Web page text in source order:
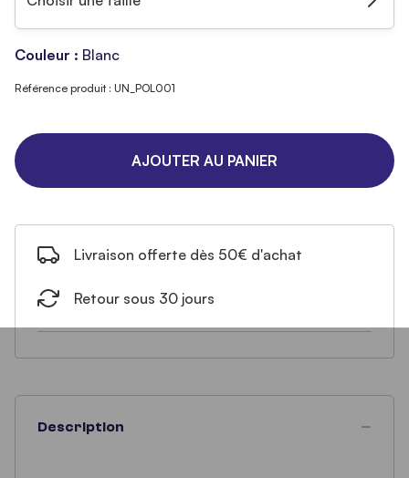
Couleur : Blanc
Référence produit : UN_POL001
AJOUTER AU PANIER
Livraison offerte dès 50€ d'achat
Retour sous 30 jours
Description